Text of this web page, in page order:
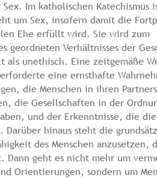
Im katholischen Katechismus
um Sex, insofern damit die
Ehe erfüllt wird. Sie wird zum
geordneten Verhältnisses der
als unethisch. Eine zeitgemäße
eine ernsthafte
die Menschen in ihren
die Gesellschaften in der
und der Erkenntnisse, die
Darüber hinaus steht die
des Menschen
Dann geht es nicht mehr um
Orientierungen, sondern um